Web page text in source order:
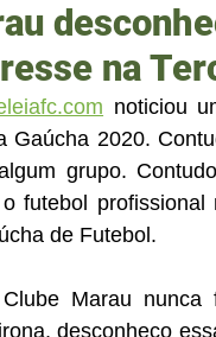
na
noticiou
Gaúcha 2020.
grupo.
futebol
de Futebol.
Marau
desconheço